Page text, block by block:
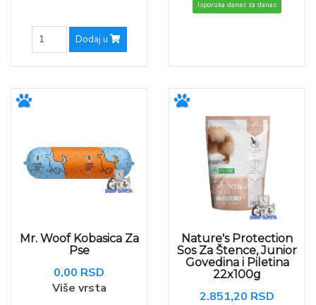
Dodaj u
Isporuka danas za danas
Mr. Woof Kobasica Za
Pse
0,00 RSD
Više vrsta
Nature's Protection
Sos Za Štence, Junior
Govedina i Piletina
22x100g
2.851,20 RSD